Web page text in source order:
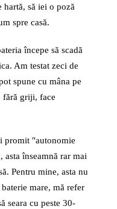
să iei o poză
spre casă.
începe să scadă
Am testat zeci de
spune cu mâna pe
fără griji, face
promit "autonomie
înseamnă rar mai
Pentru mine, asta nu
mare, mă refer
seara cu peste 30-